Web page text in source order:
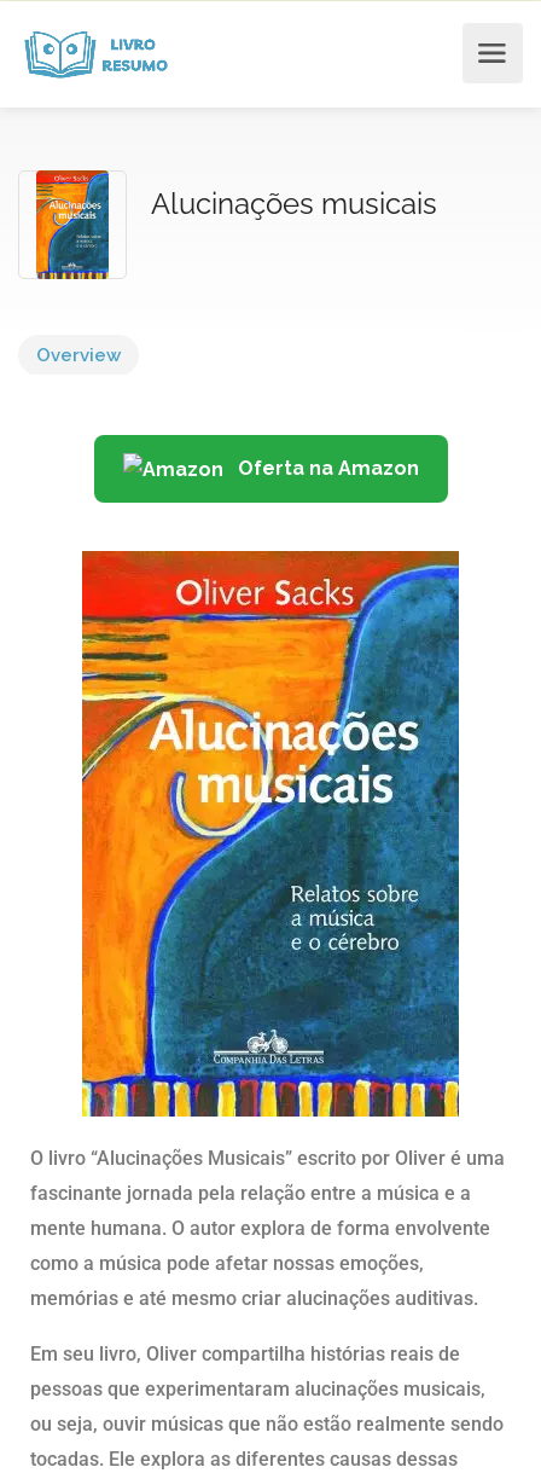
Alucinações musicais
Overview
Oferta na Amazon
O livro “Alucinações Musicais” escrito por Oliver é uma
fascinante jornada pela relação entre a música e a
mente humana. O autor explora de forma envolvente
como a música pode afetar nossas emoções,
memórias e até mesmo criar alucinações auditivas.
Em seu livro, Oliver compartilha histórias reais de
pessoas que experimentaram alucinações musicais,
ou seja, ouvir músicas que não estão realmente sendo
tocadas. Ele explora as diferentes causas dessas